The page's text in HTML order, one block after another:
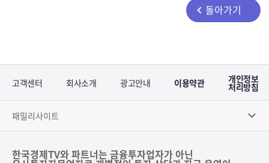
돌아가기
고객센터 회사소개 광고안내 이용약관 개인정보
처리방침
패밀리사이트
한국경제TV와 파트너는 금융투자업자가 아닌